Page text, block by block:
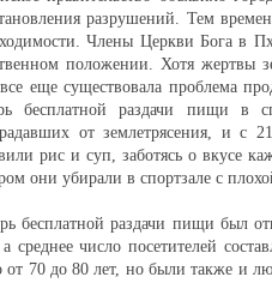
разрушений. Тем
Члены Церкви Бога в
положении. Хотя жертвы
еще существовала проблема
бесплатной раздачи пищи в
от землетрясения, и с
рис и суп, заботясь о вкусе
они убирали в спортзале с
бесплатной раздачи пищи был
среднее число посетителей
от 70 до 80 лет, но были также и